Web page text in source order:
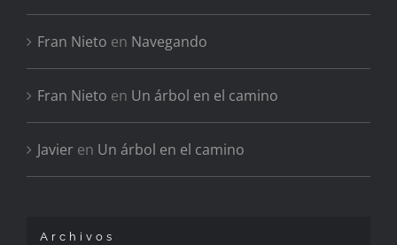
Fran Nieto en Navegando
Fran Nieto en Un árbol en el camino
Javier en Un árbol en el camino
Archivos